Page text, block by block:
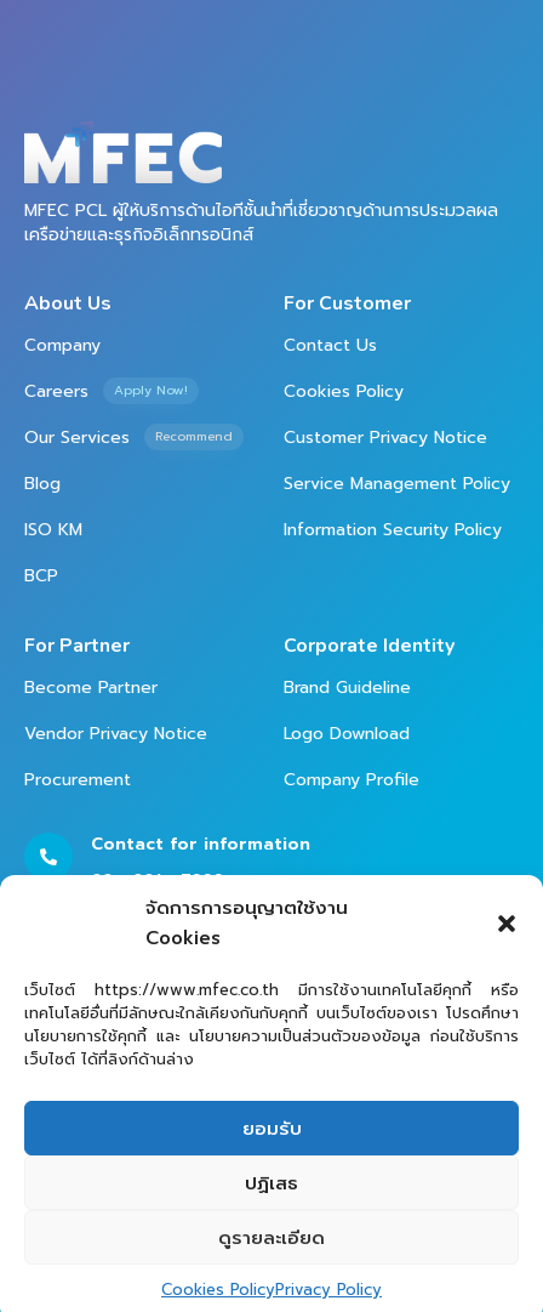
จัดการการอนุญาตใช้งาน
Cookies
เว็บไซต์ https://www.mfec.co.th มีการใช้งานเทคโนโลยีคุกกี้ หรือ
เทคโนโลยีอื่นที่มีลักษณะใกล้เคียงกันกับคุกกี้ บนเว็บไซต์ของเรา โปรดศึกษา
นโยบายการใช้คุกกี้ และ นโยบายความเป็นส่วนตัวของข้อมูล ก่อนใช้บริการ
เว็บไซต์ ได้ที่ลิงก์ด้านล่าง
ยอมรับ
ปฏิเสธ
ดูรายละเอียด
Cookies PolicyPrivacy Policy
MFEC PCL ผู้ให้บริการด้านไอทีชั้นนำที่เชี่ยวชาญด้านการประมวลผล
เครือข่ายและธุรกิจอิเล็กทรอนิกส์
About Us
Company
Careers
Apply Now!
Our Services Recommend
Blog
ISO KM
BCP
For Customer
Contact Us
Cookies Policy
Customer Privacy Notice
Service Management Policy
Information Security Policy
For Partner
Become Partner
Vendor Privacy Notice
Procurement
Corporate Identity
Brand Guideline
Logo Download
Company Profile
Contact for information
02 - 821 - 7999
Contact Helpdesk for Support
02 - 821 - 7979